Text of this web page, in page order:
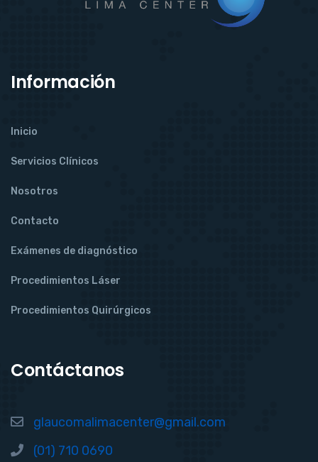
Información
Inicio
Servicios Clínicos
Nosotros
Contacto
Exámenes de diagnóstico
Procedimientos Láser
Procedimientos Quirúrgicos
Contáctanos
glaucomalimacenter@gmail.com
(01) 710 0690